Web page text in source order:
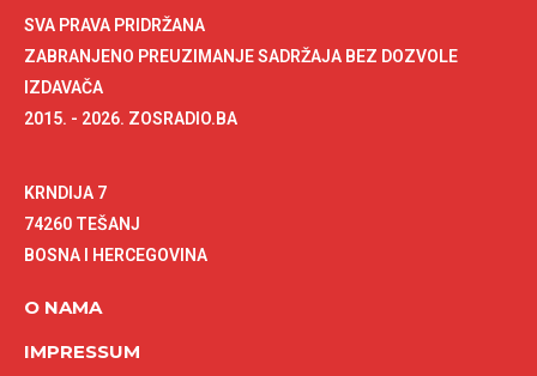
SVA PRAVA PRIDRŽANA
ZABRANJENO PREUZIMANJE SADRŽAJA BEZ DOZVOLE
IZDAVAČA
2015. - 2026. ZOSRADIO.BA
KRNDIJA 7
74260 TEŠANJ
BOSNA I HERCEGOVINA
O NAMA
IMPRESSUM